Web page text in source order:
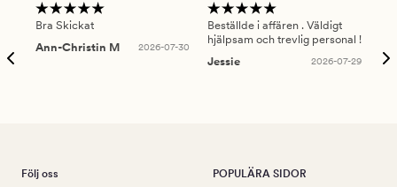
Bra Skickat
Ann-Christin M
2026-07-30
Beställde i affären . Väldigt
hjälpsam och trevlig personal !
Jessie
2026-07-29
Följ oss POPULÄRA SIDOR